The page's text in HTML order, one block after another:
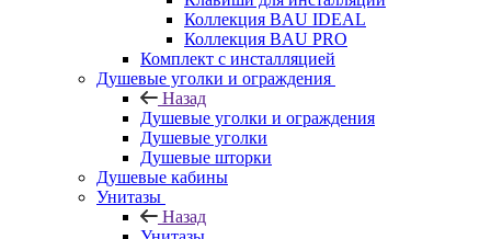
Коллекция BAU IDEAL
Коллекция BAU PRO
Комплект с инсталляцией
Душевые уголки и ограждения
Назад
Душевые уголки и ограждения
Душевые уголки
Душевые шторки
Душевые кабины
Унитазы
Назад